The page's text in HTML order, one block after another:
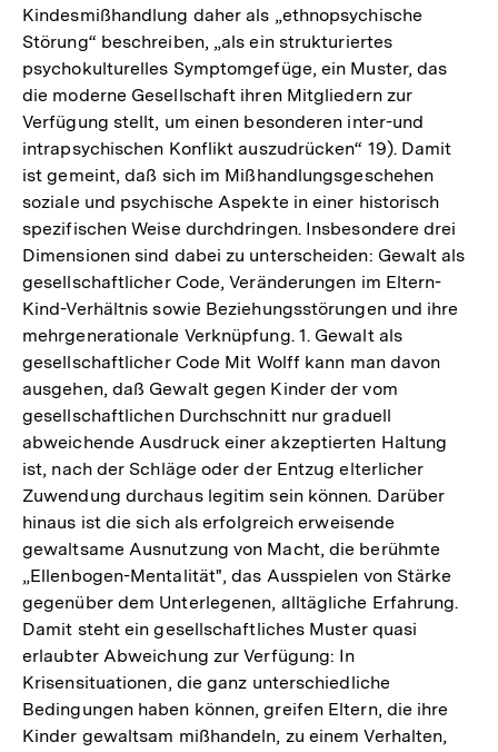
Kindesmißhandlung daher als „ethnopsychische
Störung“ beschreiben, „als ein strukturiertes
psychokulturelles Symptomgefüge, ein Muster, das
die moderne Gesellschaft ihren Mitgliedern zur
Verfügung stellt, um einen besonderen inter-und
intrapsychischen Konflikt auszudrücken“ 19). Damit
ist gemeint, daß sich im Mißhandlungsgeschehen
soziale und psychische Aspekte in einer historisch
spezifischen Weise durchdringen. Insbesondere drei
Dimensionen sind dabei zu unterscheiden: Gewalt als
gesellschaftlicher Code, Veränderungen im Eltern-
Kind-Verhältnis sowie Beziehungsstörungen und ihre
mehrgenerationale Verknüpfung. 1. Gewalt als
gesellschaftlicher Code Mit Wolff kann man davon
ausgehen, daß Gewalt gegen Kinder der vom
gesellschaftlichen Durchschnitt nur graduell
abweichende Ausdruck einer akzeptierten Haltung
ist, nach der Schläge oder der Entzug elterlicher
Zuwendung durchaus legitim sein können. Darüber
hinaus ist die sich als erfolgreich erweisende
gewaltsame Ausnutzung von Macht, die berühmte
„Ellenbogen-Mentalität", das Ausspielen von Stärke
gegenüber dem Unterlegenen, alltägliche Erfahrung.
Damit steht ein gesellschaftliches Muster quasi
erlaubter Abweichung zur Verfügung: In
Krisensituationen, die ganz unterschiedliche
Bedingungen haben können, greifen Eltern, die ihre
Kinder gewaltsam mißhandeln, zu einem Verhalten,